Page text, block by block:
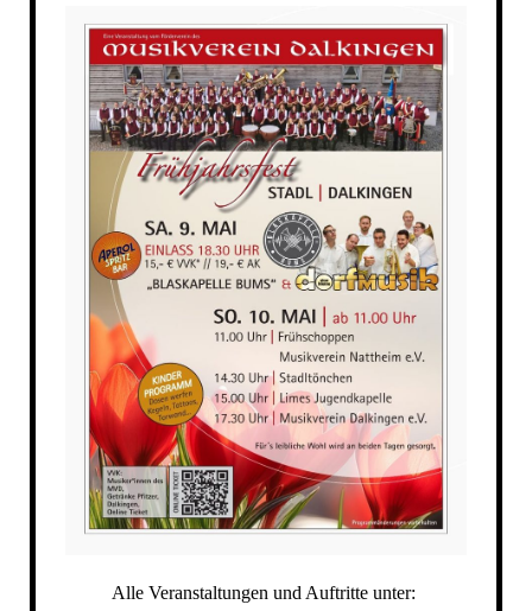
Alle Veranstaltungen und Auftritte unter: